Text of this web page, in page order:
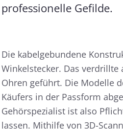
professionelle Gefilde.
Die kabelgebundene
Winkelstecker. Das
Ohren geführt. Die Modelle
Käufers in der Passform
Gehörspezialist ist also
lassen. Mithilfe von 3D-